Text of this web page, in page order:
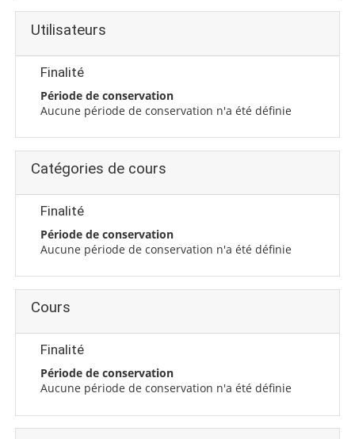
Utilisateurs
Finalité
Période de conservation
Aucune période de conservation n'a été définie
Catégories de cours
Finalité
Période de conservation
Aucune période de conservation n'a été définie
Cours
Finalité
Période de conservation
Aucune période de conservation n'a été définie